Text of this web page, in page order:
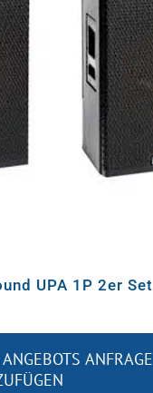
Video
Ton
Licht
Sonstiges
UPA 1P 2er Set
ANFRAGE